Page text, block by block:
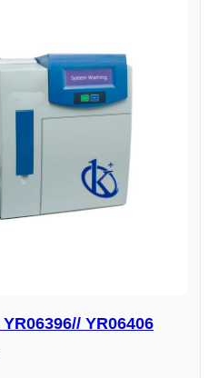
YR06406